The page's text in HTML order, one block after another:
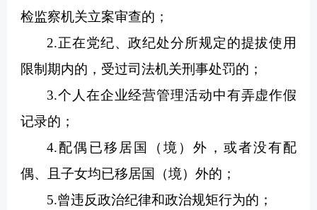
检监察机关立案审查的；
2.正在党纪、政纪处分所规定的提拔使用
限制期内的，受过司法机关刑事处罚的；
3.个人在企业经营管理活动中有弄虚作假
记录的；
4.配偶已移居国（境）外，或者没有配
偶、且子女均已移居国（境）外的；
5.曾违反政治纪律和政治规矩行为的；